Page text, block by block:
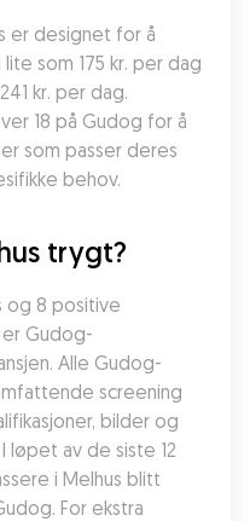
er designet for å
som 175 kr. per dag
kr. per dag.
18 på Gudog for å
som passer deres
behov.
trygt?
og 8 positive
Gudog-
Alle Gudog-
screening
bilder og
løpet av de siste 12
i Melhus blitt
For ekstra